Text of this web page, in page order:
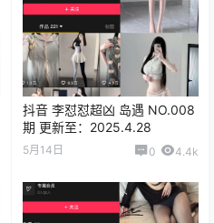
抖音 李怼怼超凶 岛遇 NO.008
期 更新至：2025.4.28
5月14日 0 4.4k